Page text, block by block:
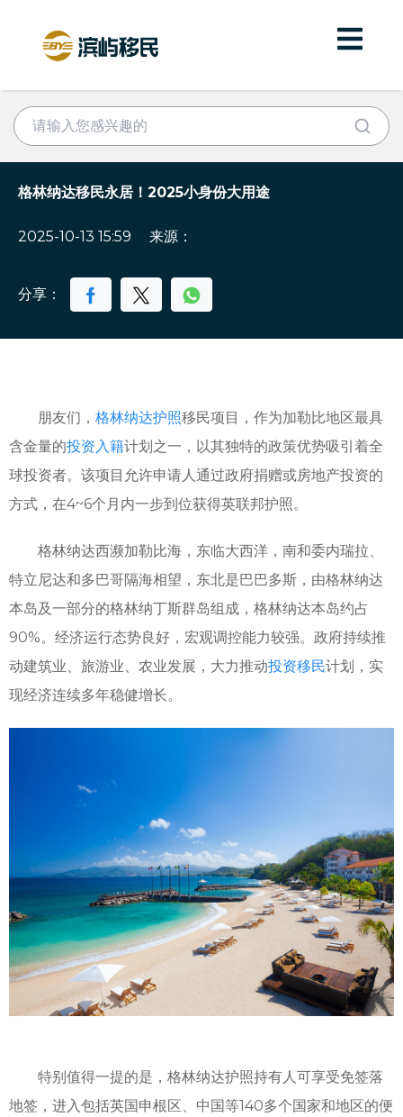
格林纳达移民永居！2025小身份大用途
2025-10-13 15:59 来源：
分享：
朋友们， 格林纳达护照移民项目，作为加勒比地区最具
含金量的投资入籍计划之一，以其独特的政策优势吸引着全
球投资者。该项目允许申请人通过政府捐赠或房地产投资的
方式，在4~6个月内一步到位获得英联邦护照。
格林纳达西濒加勒比海，东临大西洋，南和委内瑞拉、
特立尼达和多巴哥隔海相望，东北是巴巴多斯，由格林纳达
本岛及一部分的格林纳丁斯群岛组成，格林纳达本岛约占
90%。经济运行态势良好，宏观调控能力较强。政府持续推
动建筑业、旅游业、农业发展，大力推动投资移民计划，实
现经济连续多年稳健增长。
特别值得一提的是，格林纳达护照持有人可享受免签落
地签，进入包括英国申根区、中国等140多个国家和地区的便